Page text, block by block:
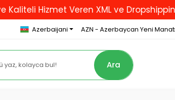
Veren XML ve Dropshipping
Azerbaijani AZN - Azerbaycan Yeni Manatı
Ara